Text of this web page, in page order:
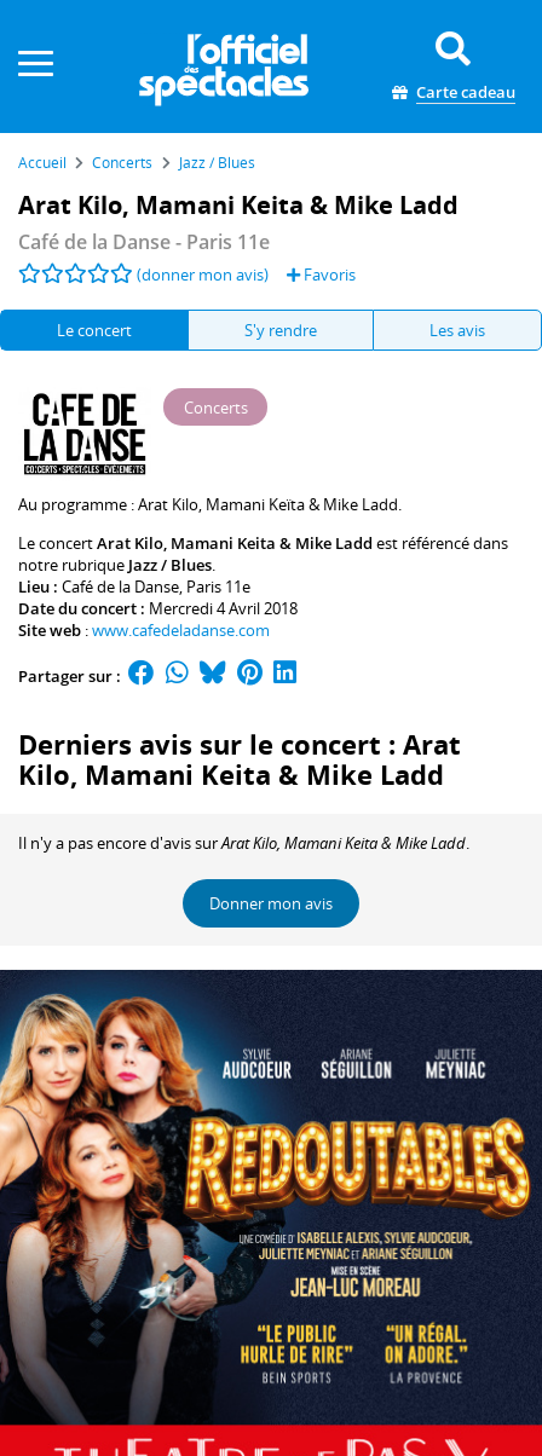
Carte cadeau
Accueil Concerts Jazz / Blues
Arat Kilo, Mamani Keita & Mike Ladd
Café de la Danse- Paris 11e
(donner mon avis) Favoris
Le concert S'y rendre Les avis
Concerts
Au programme :Arat Kilo, Mamani Keïta&Mike Ladd.
Le concertArat Kilo, Mamani Keita & Mike Ladd est référencé dans
notre rubrique Jazz / Blues.
Lieu : Café de la Danse, Paris 11e
Date du concert : Mercredi 4 Avril 2018
Site web :www.cafedeladanse.com
Partager sur :
Derniers avis sur le concert : Arat
Kilo, Mamani Keita & Mike Ladd
Il n'y a pas encore d'avis surArat Kilo, Mamani Keita & Mike Ladd.
Donner mon avis